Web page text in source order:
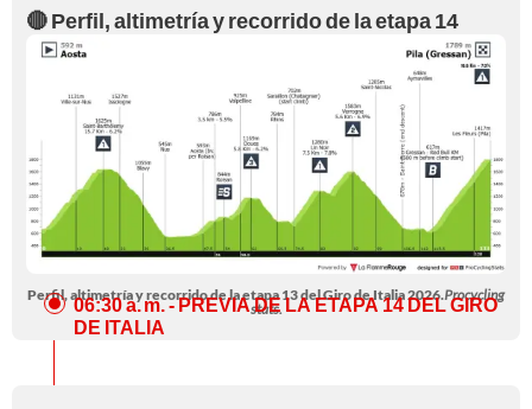
🔴 Perfil, altimetría y recorrido de la etapa 14
Perfil, altimetría y recorrido de la etapa 13 del Giro de Italia 2026.Procycling
stats.
06:30 a. m.- PREVIA DE LA ETAPA 14 DEL GIRO
DE ITALIA